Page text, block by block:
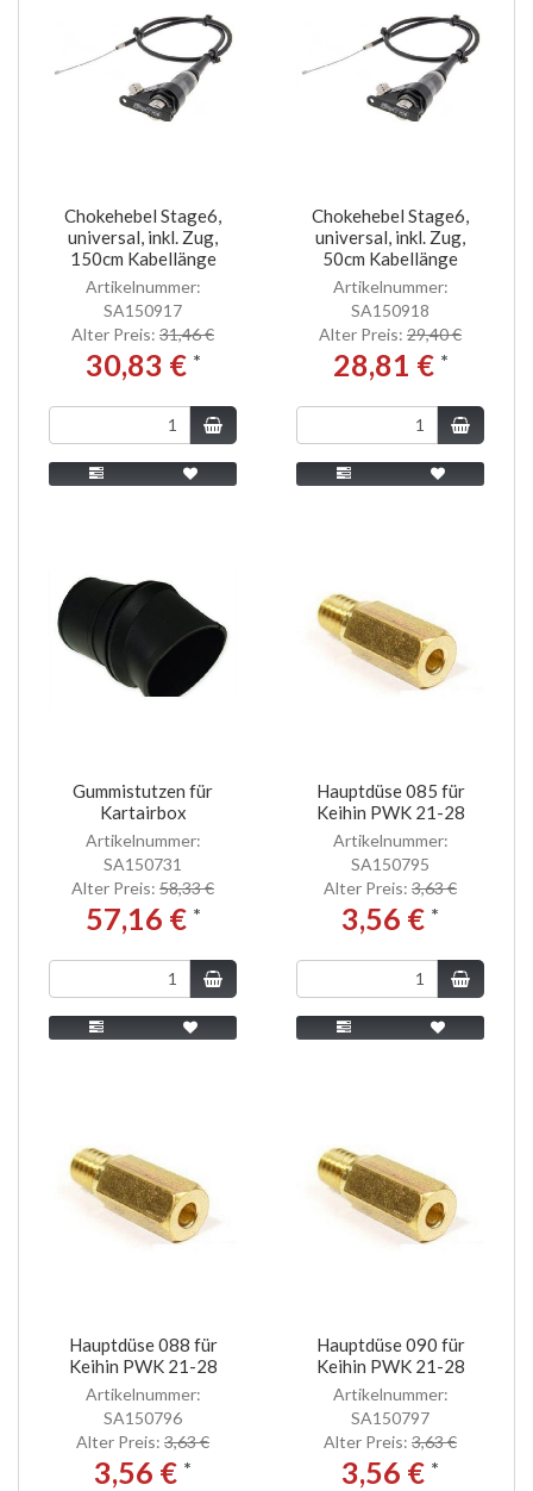
Chokehebel Stage6,
universal, inkl. Zug,
150cm Kabellänge
Artikelnummer:
SA150917
Alter Preis: 31,46 €
30,83 € *
Chokehebel Stage6,
universal, inkl. Zug,
50cm Kabellänge
Artikelnummer:
SA150918
Alter Preis: 29,40 €
28,81 € *
Gummistutzen für
Kartairbox
Artikelnummer:
SA150731
Alter Preis: 58,33 €
57,16 € *
Hauptdüse 085 für
Keihin PWK 21-28
Artikelnummer:
SA150795
Alter Preis: 3,63 €
3,56 € *
Hauptdüse 088 für
Keihin PWK 21-28
Artikelnummer:
SA150796
Alter Preis: 3,63 €
3,56 € *
Hauptdüse 090 für
Keihin PWK 21-28
Artikelnummer:
SA150797
Alter Preis: 3,63 €
3,56 € *